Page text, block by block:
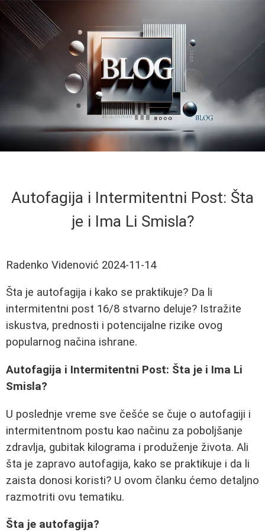
Autofagija i Intermitentni Post: Šta
je i Ima Li Smisla?
Radenko Videnović 2024-11-14
Šta je autofagija i kako se praktikuje? Da li
intermitentni post 16/8 stvarno deluje? Istražite
iskustva, prednosti i potencijalne rizike ovog
popularnog načina ishrane.
Autofagija i Intermitentni Post: Šta je i Ima Li
Smisla?
U poslednje vreme sve češće se čuje o autofagiji i
intermitentnom postu kao načinu za poboljšanje
zdravlja, gubitak kilograma i produženje života. Ali
šta je zapravo autofagija, kako se praktikuje i da li
zaista donosi koristi? U ovom članku ćemo detaljno
razmotriti ovu tematiku.
Šta je autofagija?